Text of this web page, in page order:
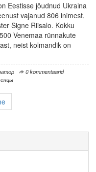
Eestisse jõudnud Ukraina
vajanud 806 inimest,
Signe Riisalo. Kokku
Venemaa rünnakute
neist kolmandik on
0 kommentaarid